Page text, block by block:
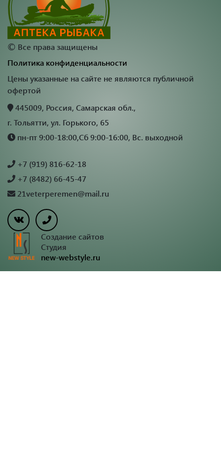
© Все права защищены
Политика конфиденциальности
Цены указанные на сайте не являются публичной
офертой
445009, Россия, Самарская обл.,
г. Тольятти, ул. Горького, 65
пн-пт 9:00-18:00,Сб 9:00-16:00, Вс. выходной
+7 (919) 816-62-18
+7 (8482) 66-45-47
21veterperemen@mail.ru
Создание сайтов
Студия
new-webstyle.ru